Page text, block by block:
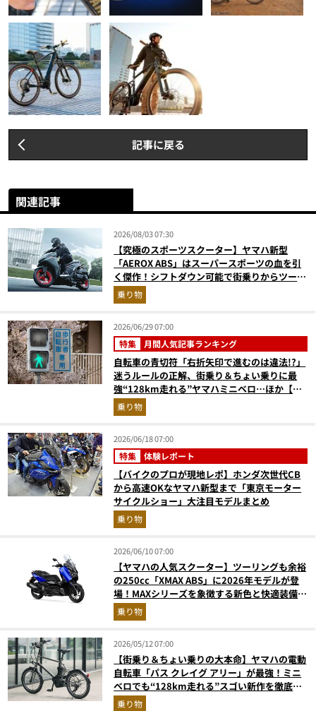
記事に戻る
関連記事
2026/08/03 07:30
【究極のスポーツスクーター】ヤマハ新型
「AEROX ABS」はスーパースポーツの血を引
く傑作！シフトダウン可能で街乗りからツーリ
ングまで最強
乗り物
2026/06/29 07:00
特集 月間人気記事ランキング
自転車の青切符「右折矢印で進むのは違法!?」
迷うルールの正解、街乗り＆ちょい乗りに最
強“128km走れる”ヤマハミニベロ…ほか【自
転車の人気記事ランキングベスト3】（2026年
5月版）
乗り物
2026/06/18 07:00
特集 体験レポート
【バイクのプロが現地レポ】ホンダ次世代CB
から高速OKなヤマハ新型まで「東京モーター
サイクルショー」大注目モデルまとめ
乗り物
2026/06/10 07:00
【ヤマハの人気スクーター】ツーリングも余裕
の250cc「XMAX ABS」に2026年モデルが登
場！MAXシリーズを象徴する新色と快適装備を
解説
乗り物
2026/05/12 07:00
【街乗り＆ちょい乗りの大本命】ヤマハの電動
自転車「パス クレイグ アリー」が最強！ミニ
ベロでも“128km走れる”スゴい新作を徹底解
説乗り物